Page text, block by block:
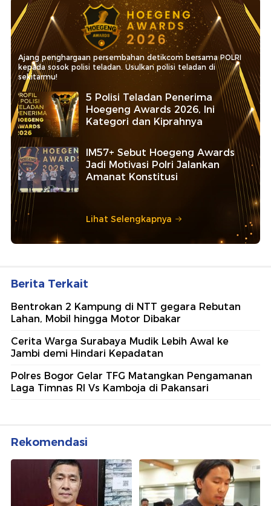
Ajang penghargaan persembahan detikcom bersama POLRI
kepada sosok polisi teladan. Usulkan polisi teladan di
sekitarmu!
5 Polisi Teladan Penerima
Hoegeng Awards 2026, Ini
Kategori dan Kiprahnya
IM57+ Sebut Hoegeng Awards
Jadi Motivasi Polri Jalankan
Amanat Konstitusi
Lihat Selengkapnya
Berita Terkait
Bentrokan 2 Kampung di NTT gegara Rebutan
Lahan, Mobil hingga Motor Dibakar
Cerita Warga Surabaya Mudik Lebih Awal ke
Jambi demi Hindari Kepadatan
Polres Bogor Gelar TFG Matangkan Pengamanan
Laga Timnas RI Vs Kamboja di Pakansari
Rekomendasi